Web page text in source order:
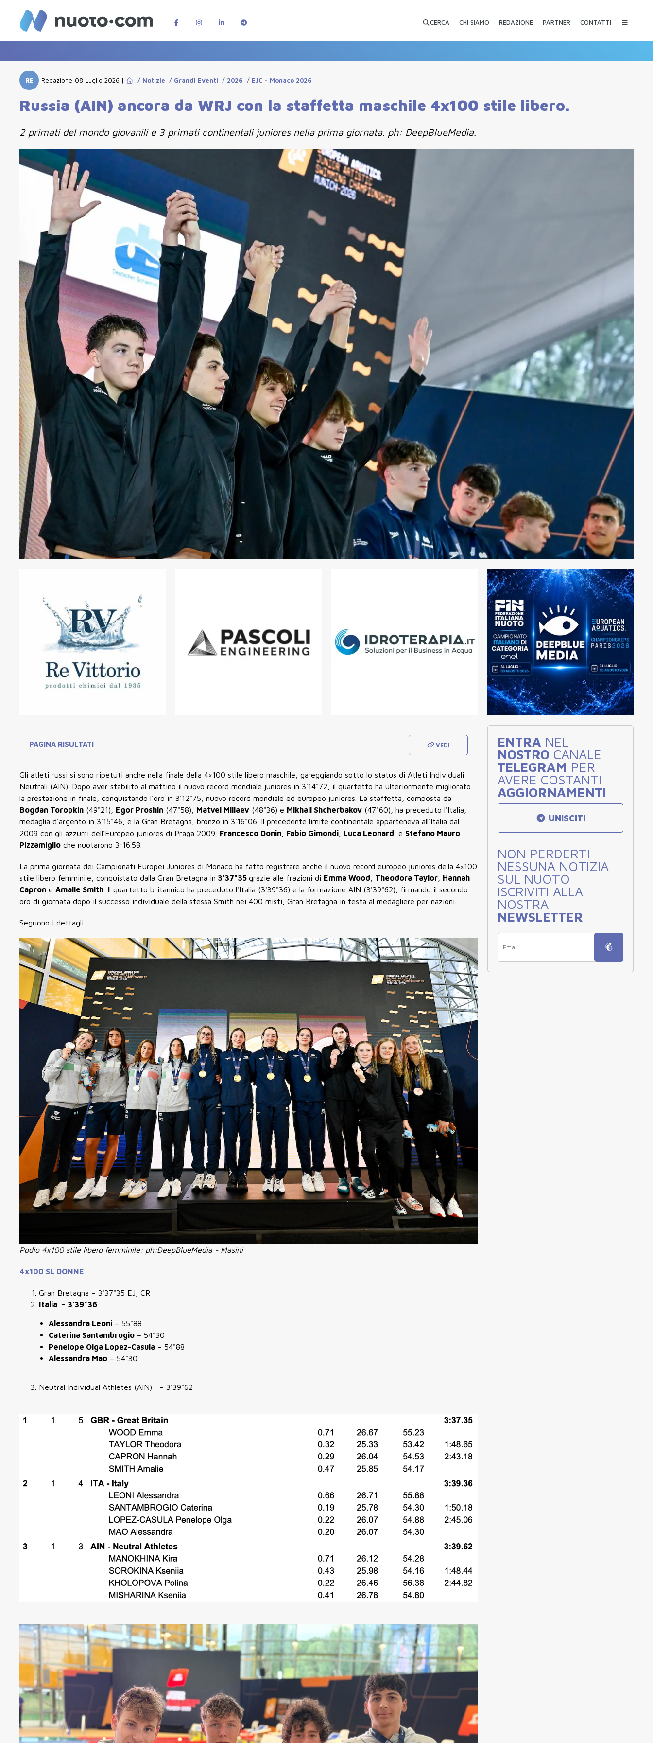
CERCA CHI SIAMO REDAZIONE PARTNER CONTATTI
RE Redazione 08 Luglio 2026 | / Notizie / Grandi Eventi / 2026 / EJC - Monaco 2026
Russia (AIN) ancora da WRJ con la staffetta maschile 4x100 stile libero.
2 primati del mondo giovanili e 3 primati continentali juniores nella prima giornata. ph: DeepBlueMedia.
PAGINA RISULTATI VEDI
Gli atleti russi si sono ripetuti anche nella finale della 4×100 stile libero maschile, gareggiando sotto lo status di Atleti Individuali
Neutrali (AIN). Dopo aver stabilito al mattino il nuovo record mondiale juniores in 3'14"72, il quartetto ha ulteriormente migliorato
la prestazione in finale, conquistando l'oro in 3'12"75, nuovo record mondiale ed europeo juniores. La staffetta, composta da
Bogdan Toropkin (49"21), Egor Proshin (47"58), Matvei Miliaev (48"36) e Mikhail Shcherbakov (47"60), ha preceduto l'Italia,
medaglia d'argento in 3'15"46, e la Gran Bretagna, bronzo in 3'16"06. Il precedente limite continentale apparteneva all'Italia dal
2009 con gli azzurri dell'Europeo juniores di Praga 2009; Francesco Donin, Fabio Gimondi, Luca Leonardi e Stefano Mauro
Pizzamiglio che nuotarono 3:16.58.
La prima giornata dei Campionati Europei Juniores di Monaco ha fatto registrare anche il nuovo record europeo juniores della 4×100
stile libero femminile, conquistato dalla Gran Bretagna in 3'37"35 grazie alle frazioni di Emma Wood Theodora Taylor
Hannah
Capron e Amalie Smith . Il quartetto britannico ha preceduto l'Italia (3'39"36) e la formazione AIN (3'39"62), firmando il secondo
oro di giornata dopo il successo individuale della stessa Smith nei 400 misti, Gran Bretagna in testa al medagliere per nazioni.
Seguono i dettagli.
Podio 4x100 stile libero femminile: ph:DeepBlueMedia - Masini
4x100 SL DONNE
Gran Bretagna – 3'37"35 EJ, CR
Italia – 3'39"36
Alessandra Leoni – 55"88
Caterina Santambrogio – 54"30
Penelope Olga Lopez-Casula – 54"88
Alessandra Mao – 54"30
Neutral Individual Athletes (AIN) – 3'39"62
ENTRA NEL
NOSTRO CANALE
TELEGRAM PER
AVERE COSTANTI
AGGIORNAMENTI
UNISCITI
NON PERDERTI
NESSUNA NOTIZIA
SUL NUOTO
ISCRIVITI ALLA
NOSTRA
NEWSLETTER